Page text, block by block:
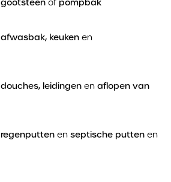
gootsteen of pompbak
afwasbak, keuken en
douches, leidingen en aflopen van
regenputten en septische putten en